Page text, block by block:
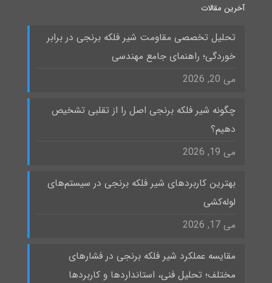
آخرین مقالات
تحلیل تخصصی مقاومت شیر فلکه برنجی در برابر
خوردگی؛ راهنمای جامع مهندسی
می 20, 2026
چگونه شیر فلکه برنجی اصل را از تقلبی تشخیص
دهیم؟
می 19, 2026
بهترین کاربردهای شیر فلکه برنجی در سیستم‌های
لوله‌کشی
می 17, 2026
مقایسه عملکرد شیر فلکه برنجی در فشارهای
مختلف؛ تحلیل فنی، استانداردها و کاربردها